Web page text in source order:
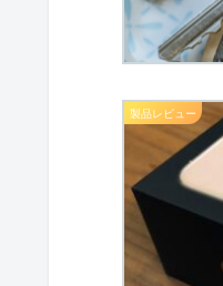
製品レビュー